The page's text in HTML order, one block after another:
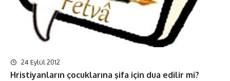
24 Eylül 2012
Hristiyanların çocuklarına şifa için dua edilir mi?